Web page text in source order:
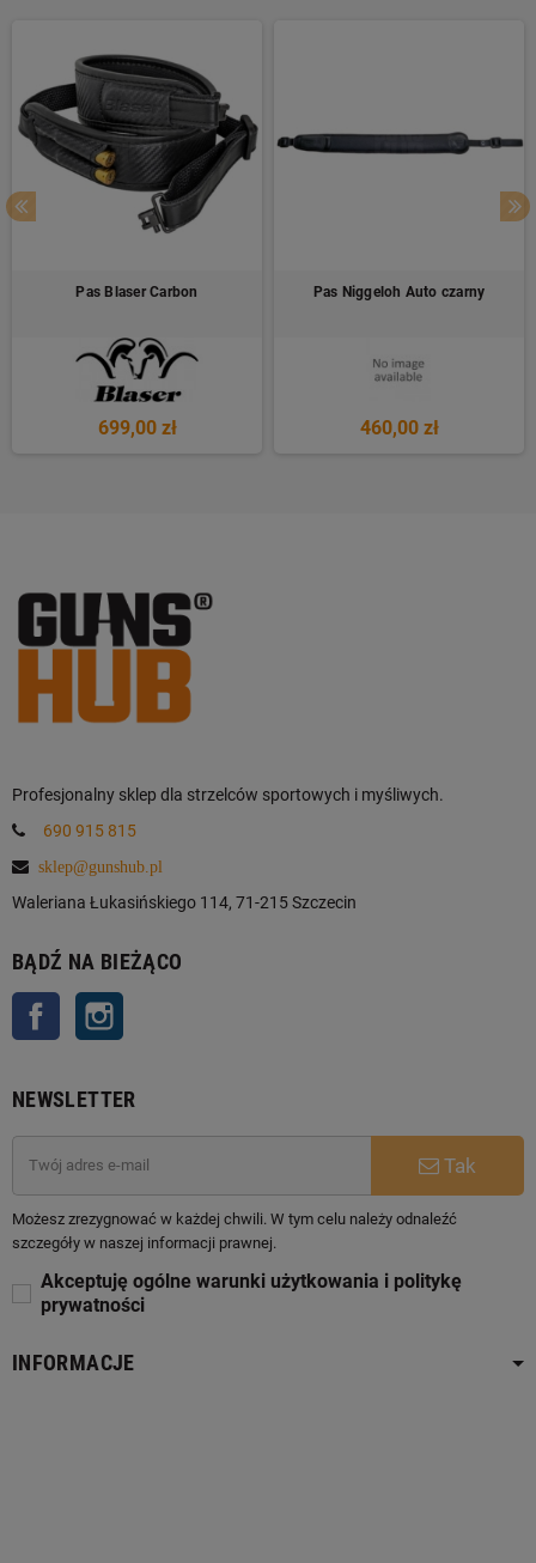
Pas Blaser Carbon
699,00 zł
Pas Niggeloh Auto czarny
460,00 zł
Profesjonalny sklep dla strzelców sportowych i myśliwych.
690 915 815
sklep@gunshub.pl
Waleriana Łukasińskiego 114, 71-215 Szczecin
BĄDŹ NA BIEŻĄCO
Facebook
NEWSLETTER
Tak
Możesz zrezygnować w każdej chwili. W tym celu należy odnaleźć
szczegóły w naszej informacji prawnej.
Akceptuję ogólne warunki użytkowania i politykę
prywatności
INFORMACJE